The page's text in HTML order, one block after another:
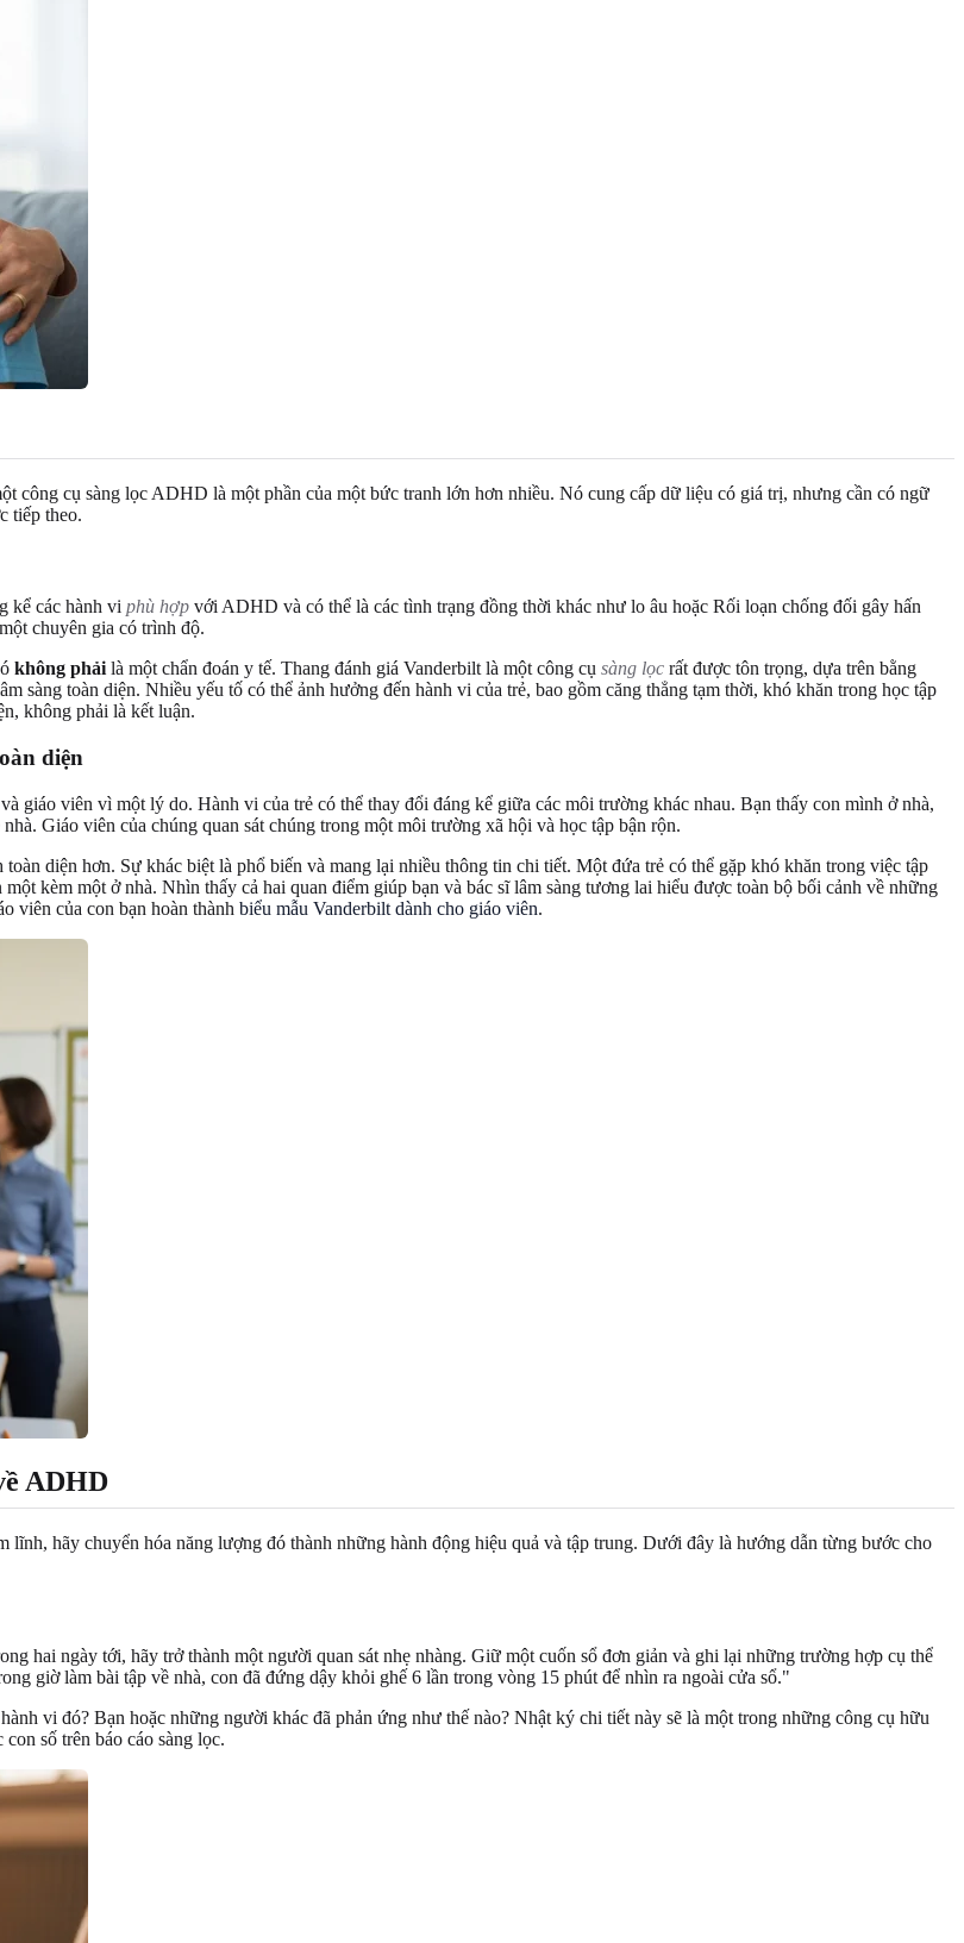
công cụ sàng lọc ADHD là một phần của một bức tranh lớn hơn nhiều. Nó cung cấp dữ liệu có giá trị, nhưng cần có ngữ
tiếp theo.
kể các hành vi phù hợp với ADHD và có thể là các tình trạng đồng thời khác như lo âu hoặc Rối loạn chống đối gây hấn
chuyên gia có trình độ.
không phải là một chẩn đoán y tế. Thang đánh giá Vanderbilt là một công cụ sàng lọc rất được tôn trọng, dựa trên bằng
sàng toàn diện. Nhiều yếu tố có thể ảnh hưởng đến hành vi của trẻ, bao gồm căng thẳng tạm thời, khó khăn trong học tập
không phải là kết luận.
diện
giáo viên vì một lý do. Hành vi của trẻ có thể thay đổi đáng kể giữa các môi trường khác nhau. Bạn thấy con mình ở nhà,
Giáo viên của chúng quan sát chúng trong một môi trường xã hội và học tập bận rộn.
diện hơn. Sự khác biệt là phổ biến và mang lại nhiều thông tin chi tiết. Một đứa trẻ có thể gặp khó khăn trong việc tập
kèm một ở nhà. Nhìn thấy cả hai quan điểm giúp bạn và bác sĩ lâm sàng tương lai hiểu được toàn bộ bối cảnh về những
viên của con bạn hoàn thành biểu mẫu Vanderbilt dành cho giáo viên.
ADHD
hãy chuyển hóa năng lượng đó thành những hành động hiệu quả và tập trung. Dưới đây là hướng dẫn từng bước cho
hai ngày tới, hãy trở thành một người quan sát nhẹ nhàng. Giữ một cuốn sổ đơn giản và ghi lại những trường hợp cụ thể
giờ làm bài tập về nhà, con đã đứng dậy khỏi ghế 6 lần trong vòng 15 phút để nhìn ra ngoài cửa sổ."
vi đó? Bạn hoặc những người khác đã phản ứng như thế nào? Nhật ký chi tiết này sẽ là một trong những công cụ hữu
số trên báo cáo sàng lọc.